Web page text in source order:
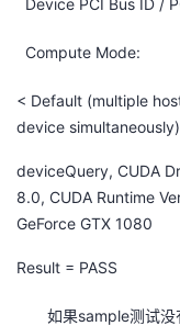
Device PCI Bus
Compute Mode:
< Default (multiple
device
deviceQuery, CUDA
8.0, CUDA Runtime
GeForce GTX 1080
Result = PASS
如果sample测试没